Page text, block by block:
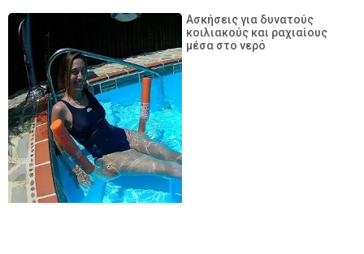
Ασκήσεις για δυνατούς
κοιλιακούς και ραχιαίους
μέσα στο νερό